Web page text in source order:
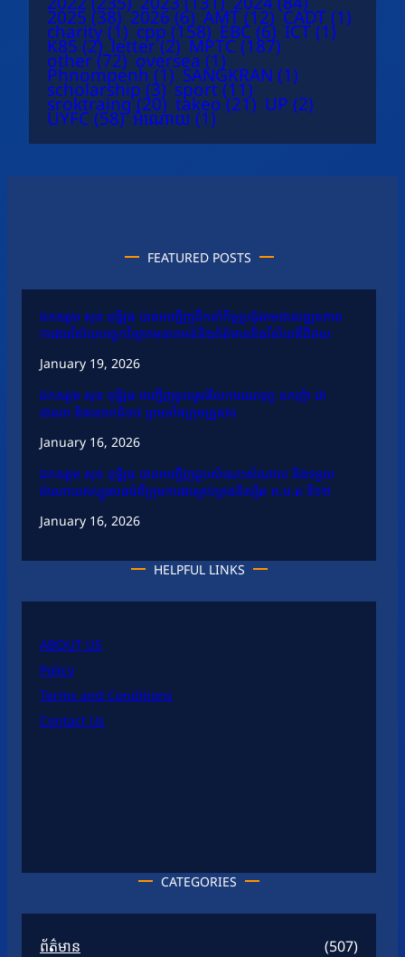
2025 (38) 2026 (6) AMT (12) CADT (1)
charity (1) cpp (158) EBC (6) ICT (1)
K85 (2) letter (2) MPTC (187)
other (72) oversea (1)
Phnompenh (1) SANGKRAN (1)
scholarship (3) sport (11)
sroktraing (20) takeo (21) UP (2)
UYFC (58) អំណោយ (1)
FEATURED POSTS
ឯកឧត្តម សុខ ពុទ្ធិវុធ បានអញ្ជើញដឹកនាំកិច្ចប្រជុំតាមដានវឌ្ឍនភាព
ការងារវិស័យបច្ចេកវិទ្យាគមនាគមន៍និងព័ត៌មាននិងវិស័យឌីជីថល
January 19, 2026
ឯកឧត្តម សុខ ពុទ្ធិវុធ អញ្ជើញចូលរួមរំលែកមរណទុក្ខ ឧកញ៉ា ជា
ដាណា និងលោកជំទាវ ព្រមទាំងក្រុមគ្រួសារ
January 16, 2026
ឯកឧត្តម សុខ ពុទ្ធិវុធ បានអញ្ជើញជួបសំណេះសំណាល និងទទួល
អំណោយសប្បុរសធម៌ពីក្រុមការងារគ្រប់គ្រងនិស្សិត អ.ម.ត ទី១២
January 16, 2026
HELPFUL LINKS
ABOUT US
Policy
Terms and Conditions
Contact Us
CATEGORIES
ព័ត៌មាន
(507)